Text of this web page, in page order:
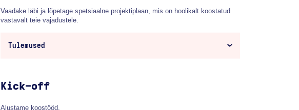
Vaadake läbi ja lõpetage spetsiaalne projektiplaan, mis on hoolikalt koostatud
vastavalt teie vajadustele.
Tulemused
Kick-off
Alustame koostööd.